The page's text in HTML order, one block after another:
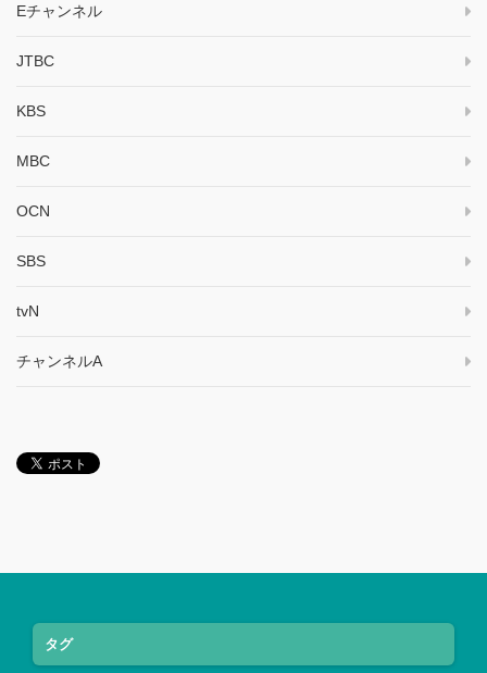
Eチャンネル
JTBC
KBS
MBC
OCN
SBS
tvN
チャンネルA
タグ